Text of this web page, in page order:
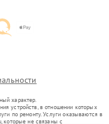
характер.
устройств, в отношении которых
по ремонту. Услуги оказываются в
которые не связаны с